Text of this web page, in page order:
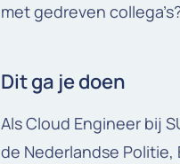
met gedreven
Dit ga je doen
Als Cloud Engineer bij
de Nederlandse